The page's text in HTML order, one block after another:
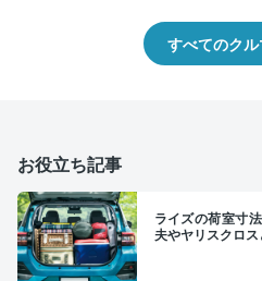
すべてのク
お役立ち記事
ライズの荷室寸
夫やヤリスクロ